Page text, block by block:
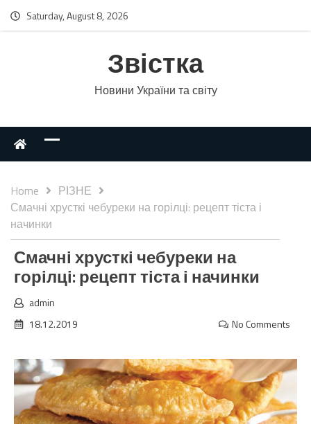
Saturday, August 8, 2026
Звістка
Новини України та світу
Home
РІЗНЕ
Смачні хрусткі чебуреки на горілці: рецепт тіста і
начинки
Смачні хрусткі чебуреки на
горілці: рецепт тіста і начинки
admin
18.12.2019
No Comments